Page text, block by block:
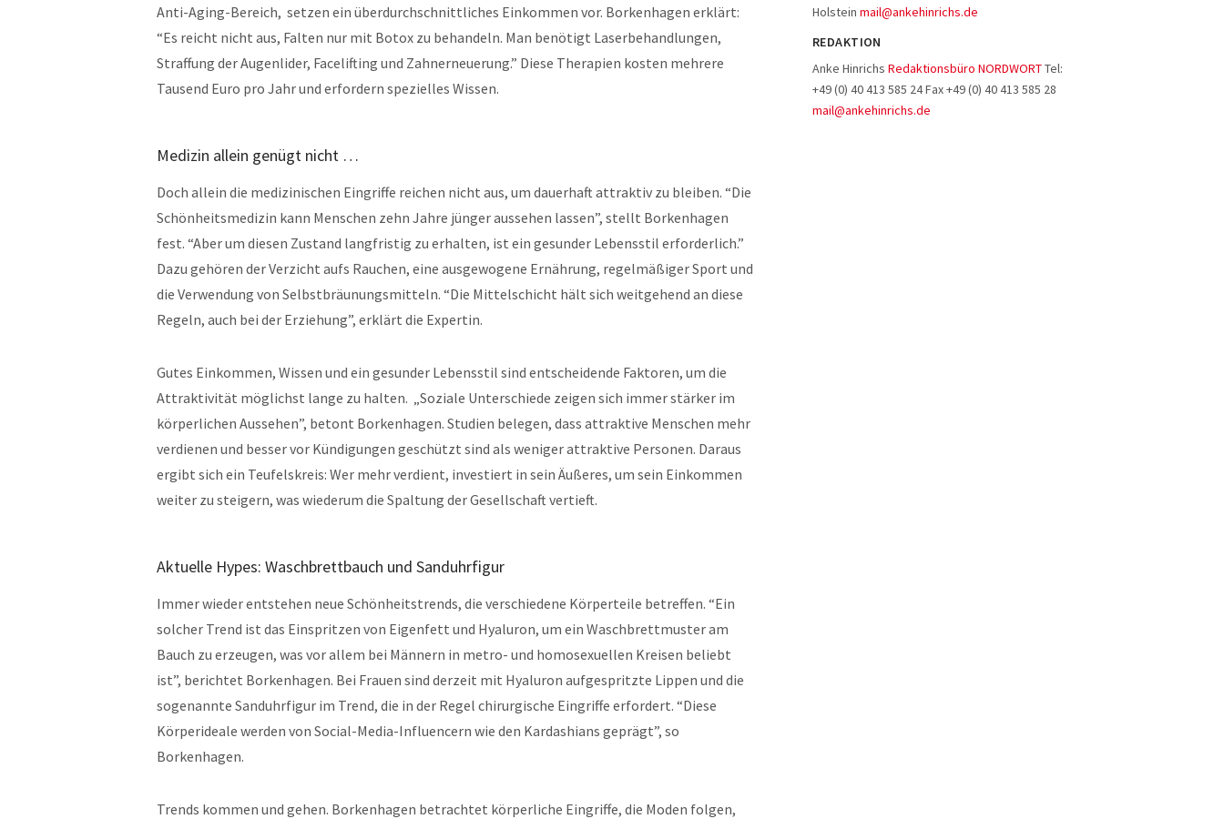
Anti-Aging-Bereich, setzen ein überdurchschnittliches Einkommen vor. Borkenhagen erklärt:
“Es reicht nicht aus, Falten nur mit Botox zu behandeln. Man benötigt Laserbehandlungen,
Straffung der Augenlider, Facelifting und Zahnerneuerung.” Diese Therapien kosten mehrere
Tausend Euro pro Jahr und erfordern spezielles Wissen.
Medizin allein genügt nicht …
Doch allein die medizinischen Eingriffe reichen nicht aus, um dauerhaft attraktiv zu bleiben. “Die
Schönheitsmedizin kann Menschen zehn Jahre jünger aussehen lassen”, stellt Borkenhagen
fest. “Aber um diesen Zustand langfristig zu erhalten, ist ein gesunder Lebensstil erforderlich.”
Dazu gehören der Verzicht aufs Rauchen, eine ausgewogene Ernährung, regelmäßiger Sport und
die Verwendung von Selbstbräunungsmitteln. “Die Mittelschicht hält sich weitgehend an diese
Regeln, auch bei der Erziehung”, erklärt die Expertin.
Gutes Einkommen, Wissen und ein gesunder Lebensstil sind entscheidende Faktoren, um die
Attraktivität möglichst lange zu halten. „Soziale Unterschiede zeigen sich immer stärker im
körperlichen Aussehen”, betont Borkenhagen. Studien belegen, dass attraktive Menschen mehr
verdienen und besser vor Kündigungen geschützt sind als weniger attraktive Personen. Daraus
ergibt sich ein Teufelskreis: Wer mehr verdient, investiert in sein Äußeres, um sein Einkommen
weiter zu steigern, was wiederum die Spaltung der Gesellschaft vertieft.
Aktuelle Hypes: Waschbrettbauch und Sanduhrfigur
Immer wieder entstehen neue Schönheitstrends, die verschiedene Körperteile betreffen. “Ein
solcher Trend ist das Einspritzen von Eigenfett und Hyaluron, um ein Waschbrettmuster am
Bauch zu erzeugen, was vor allem bei Männern in metro- und homosexuellen Kreisen beliebt
ist”, berichtet Borkenhagen. Bei Frauen sind derzeit mit Hyaluron aufgespritzte Lippen und die
sogenannte Sanduhrfigur im Trend, die in der Regel chirurgische Eingriffe erfordert. “Diese
Körperideale werden von Social-Media-Influencern wie den Kardashians geprägt”, so
Borkenhagen.
Trends kommen und gehen. Borkenhagen betrachtet körperliche Eingriffe, die Moden folgen,
Holstein mail@ankehinrichs.de
REDAKTION
Anke Hinrichs Redaktionsbüro NORDWORTTel:
+49 (0) 40 413 585 24 Fax +49 (0) 40 413 585 28
mail@ankehinrichs.de